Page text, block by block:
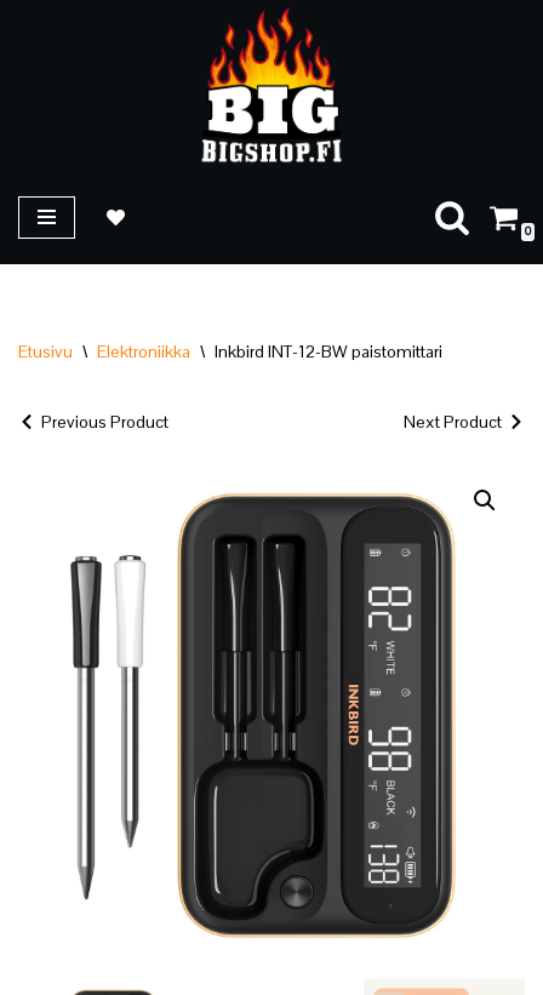
0
Etusivu \ Elektroniikka \ Inkbird INT-12-BW paistomittari
Previous Product Next Product